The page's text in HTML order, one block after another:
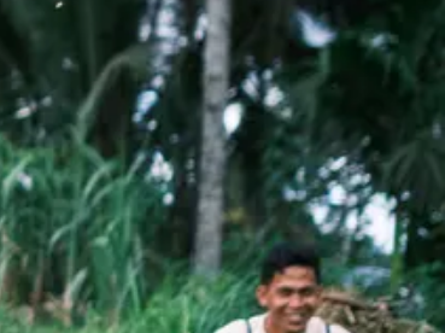
Zypern
Beratung +49 (0) 431 5446-0 Reisefinder öffnen
Beratung +49 (0) 431 5446-0 Reisefinder öffnen
Beratung+49 (0) 431 5446-0 Reisefinder öffnen